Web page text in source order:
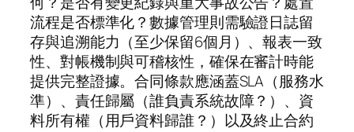
流程是否標準化？數據管理則需驗證日誌留
存與追溯能力（至少保留6個月）、報表一致
性、對帳機制與可稽核性，確保在審計時能
提供完整證據。合同條款應涵蓋SLA（服務水
準）、責任歸屬（誰負責系統故障？）、資
料所有權（用戶資料歸誰？）以及終止合約